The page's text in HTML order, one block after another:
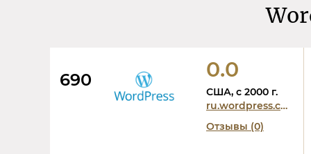
690 0.0
США, c 2000 г.
ru.wordpress.com
Отзывы (0)